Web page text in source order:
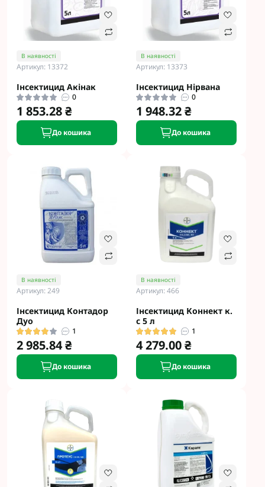
В наявності
Артикул: 13372
Інсектицид Aкінaк
0
1 853.28 ₴
До кошика
В наявності
Артикул: 13373
Інсектицид Hіpвaнa
0
1 948.32 ₴
До кошика
В наявності
Артикул: 249
Інсектицид Контадор
Дуо
1
2 985.84 ₴
До кошика
В наявності
Артикул: 466
Інсектицид Коннект к.
с 5 л
1
4 279.00 ₴
До кошика